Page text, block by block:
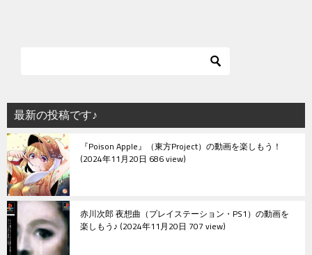
シ
ョ
ン
最新の投稿です♪
『Poison Apple』（東方Project）の動画を楽しもう！
2024年11月20日 686 view
赤川次郎 夜想曲（プレイステーション・PS1）の動画を
楽しもう♪ 2024年11月20日 707 view